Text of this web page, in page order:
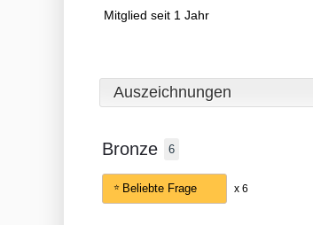
Mitglied seit 1 Jahr
Auszeichnungen
Bronze 6
Beliebte Frage x 6